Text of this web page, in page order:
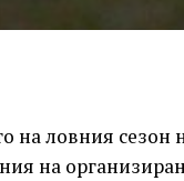
на ловния
на